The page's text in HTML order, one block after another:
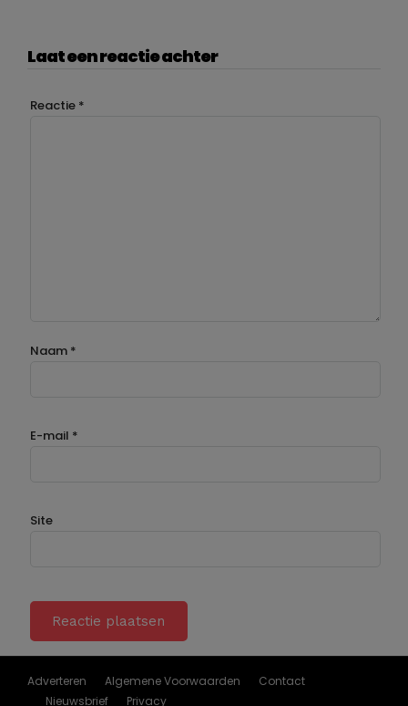
Laat een reactie achter
Reactie *
Naam *
E-mail *
Site
Adverteren Algemene Voorwaarden
Contact
Nieuwsbrief
Privacy